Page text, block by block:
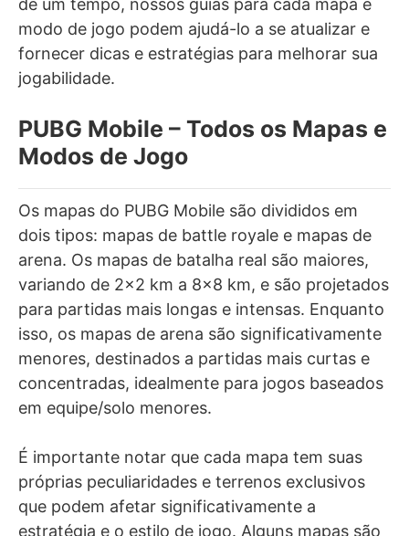
de um tempo, nossos guias para cada mapa e
modo de jogo podem ajudá-lo a se atualizar e
fornecer dicas e estratégias para melhorar sua
jogabilidade.
PUBG Mobile – Todos os Mapas e
Modos de Jogo
Os mapas do PUBG Mobile são divididos em
dois tipos: mapas de battle royale e mapas de
arena. Os mapas de batalha real são maiores,
variando de 2×2 km a 8×8 km, e são projetados
para partidas mais longas e intensas. Enquanto
isso, os mapas de arena são significativamente
menores, destinados a partidas mais curtas e
concentradas, idealmente para jogos baseados
em equipe/solo menores.
É importante notar que cada mapa tem suas
próprias peculiaridades e terrenos exclusivos
que podem afetar significativamente a
estratégia e o estilo de jogo. Alguns mapas são